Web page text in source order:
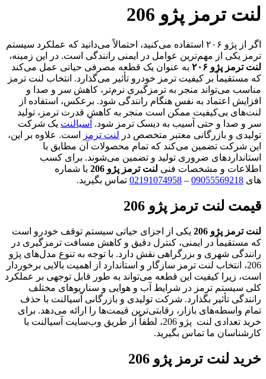
لنت ترمز پژو 206
اگر از پژو ۲۰۶ استفاده می‌کنید، احتمالاً می‌دانید که عملکرد سیستم
ترمز یکی از مهم‌ترین عوامل در ایمنی رانندگی است. در این زمینه،
لنت ترمز پژو ۲۰۶
به عنوان یک قطعه مصرفی حیاتی عمل می‌کند
که مستقیماً بر کیفیت ترمز خودرو تأثیر می‌گذارد. انتخاب لنت ترمز
مناسب می‌تواند منجر به ترمزگیری نرم‌تر، کاهش سر و صدا و
افزایش اعتماد به نفس هنگام رانندگی شود. برعکس، استفاده از
لنت‌های بی‌کیفیت ممکن است منجر به کاهش قدرت ترمز، تولید
سر و صدا و حتی آسیب به دیسک ترمز شود. آسیالنت یک شرکت
تولیدی و بازرگانی معتبر متخصص در لنت ترمز
است. علاوه بر این،
این شرکت تضمین می‌کند که تمام محصولات آن مطابق با
استانداردهای ضروری تولید و تضمین می‌شوند. برای کسب
اطلاعات و مشخصات فنی لنت ترمز پژو 206
با شماره
های 09055569218
–
02191074958 تماس بگیرید.
قیمت لنت ترمز پژو 206
لنت ترمز پژو 206
یکی از اجزای حیاتی سیستم توقف خودرو است
که مستقیماً در ایمنی، کنترل دقیق و کاهش مسافت ترمزگیری در
رانندگی شهری و بزرگراهی نقش دارد. با توجه به تنوع مدل‌های پژو
206، انتخاب لنت ترمز سازگار و استاندارد از اهمیت بالایی برخوردار
است، زیرا کیفیت این قطعه می‌تواند به طور قابل توجهی بر عملکرد
کلی سیستم ترمز در شرایط آب و هوایی و سناریوهای مختلف
رانندگی تأثیر بگذارد. شرکت تولیدی و بازرگانی آسیالنت با حذف
تمام واسطه‌های بازار، رقابتی‌ترین قیمت‌ها را ارائه می‌دهد. برای
خرید تعدادی لنت پژو 206، لطفاً از طریق وب‌سایت آسیالنت با
کارشناسان ما تماس بگیرید.
خرید لنت ترمز پژو 206